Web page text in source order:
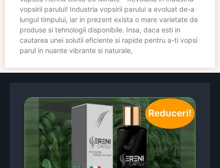
vopsirii parului! Industria vopsirii parului a evoluat de-a
lungul timpului, iar in prezent exista o mare varietate de
produse si tehnologii disponibile. Insa, daca esti in
cautarea unei solutii eficiente si rapide pentru a-ti vopsi
parul in nuante vibrante si naturale,
Reduceri!